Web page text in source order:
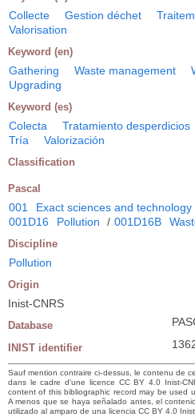
Collecte Gestion déchet
Valorisation
Keyword (en)
Gathering Waste management
Upgrading
Keyword (es)
Colecta Tratamiento desperdicios
Tría
Valorización
Classification
Pascal
001 Exact sciences and technology
001D16
Pollution / 001D16B
Discipline
Pollution
Origin
Inist-CNRS
Database
INIST identifier
Sauf mention contraire ci-dessus, le contenu de
dans le cadre d’une licence CC BY 4.0 Inist-
content of this bibliographic record may be used
A menos que se haya señalado antes, el
utilizado al amparo de una licencia CC BY 4.0